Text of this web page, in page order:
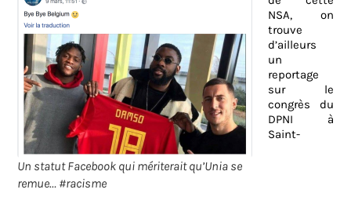
Un statut Facebook qui mériterait qu’Unia se
remue… #racisme
NSA, on
trouve
d’ailleurs
un
reportage
sur le
congrès du
DPNI à
Saint-